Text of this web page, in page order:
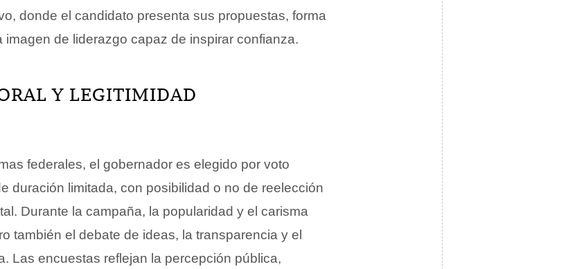
donde el candidato presenta sus propuestas, forma
de liderazgo capaz de inspirar confianza.
Y LEGITIMIDAD
federales, el gobernador es elegido por voto
duración limitada, con posibilidad o no de reelección
Durante la campaña, la popularidad y el carisma
también el debate de ideas, la transparencia y el
Las encuestas reflejan la percepción pública,